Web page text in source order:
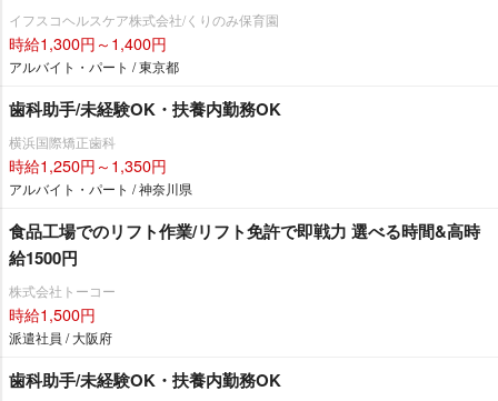
イフスコヘルスケア株式会社/くりのみ保育園
時給1,300円～1,400円
アルバイト・パート / 東京都
歯科助手/未経験OK・扶養内勤務OK
横浜国際矯正歯科
時給1,250円～1,350円
アルバイト・パート / 神奈川県
食品工場でのリフト作業/リフト免許で即戦力 選べる時間&高時
給1500円
株式会社トーコー
時給1,500円
派遣社員 / 大阪府
歯科助手/未経験OK・扶養内勤務OK